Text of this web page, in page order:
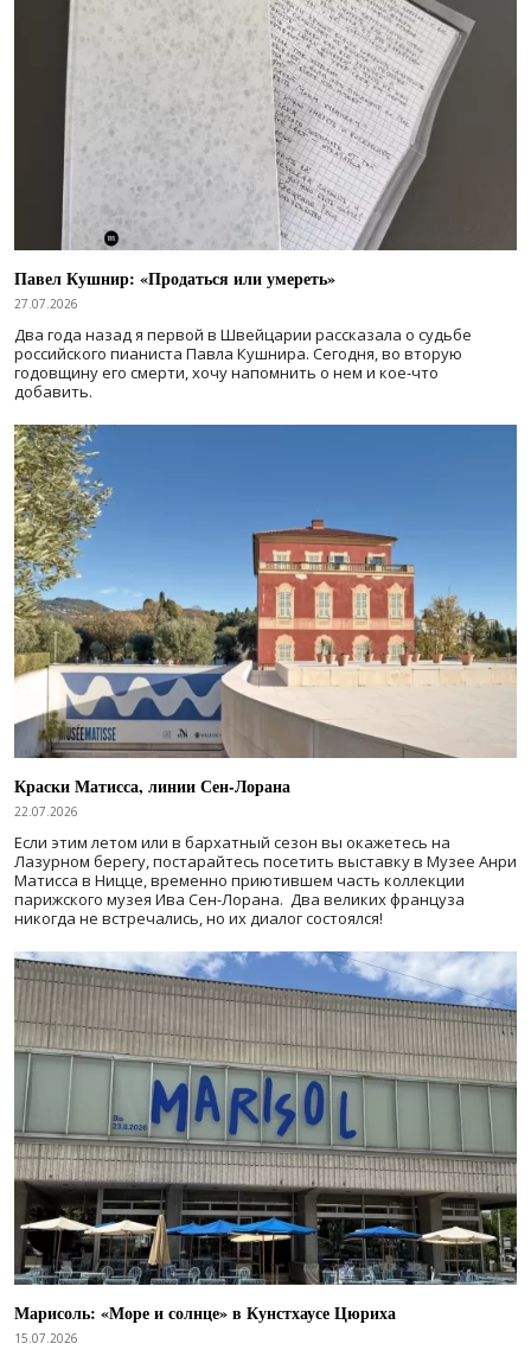
Павел Кушнир: «Продаться или умереть»
27.07.2026
Два года назад я первой в Швейцарии рассказала о судьбе
российского пианиста Павла Кушнира. Сегодня, во вторую
годовщину его смерти, хочу напомнить о нем и кое-что
добавить.
Краски Матисса, линии Сен-Лорана
22.07.2026
Если этим летом или в бархатный сезон вы окажетесь на
Лазурном берегу, постарайтесь посетить выставку в Музее Анри
Матисса в Ницце, временно приютившем часть коллекции
парижского музея Ива Сен-Лорана. Два великих француза
никогда не встречались, но их диалог состоялся!
Марисоль: «Море и солнце» в Кунстхаусе Цюриха
15.07.2026